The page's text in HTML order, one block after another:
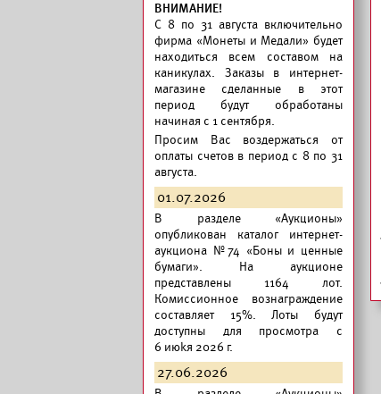
ВНИМАНИЕ!
C 8 по 31 августа включительно
фирма «Монеты и Медали» будет
находиться всем составом на
каникулах. Заказы в интернет-
магазине сделанные в этот
период будут обработаны
начиная с 1 сентября.
Просим Вас воздержаться от
оплаты счетов в период с 8 по 31
августа.
01.07.2026
В разделе «Аукционы»
опубликован каталог интернет-
аукциона №74 «Боны и ценные
бумаги». На аукционе
представлены 1164 лот.
Комиссионное вознаграждение
составляет 15%. Лоты будут
доступны для просмотра с
6 июkя 2026 г.
27.06.2026